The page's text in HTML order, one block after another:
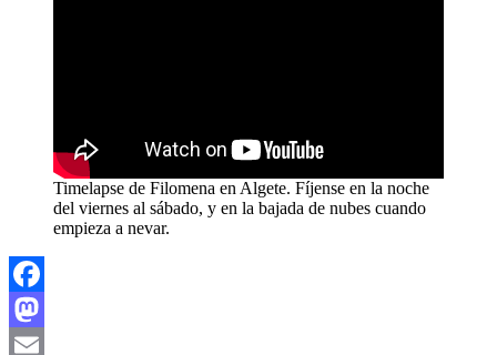
Timelapse de Filomena en Algete. Fíjense en la noche
del viernes al sábado, y en la bajada de nubes cuando
empieza a nevar.
Facebook
Mastodon